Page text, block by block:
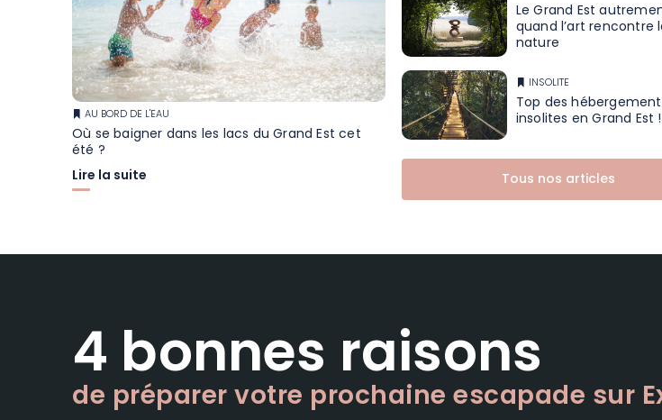
AU BORD DE L'EAU
Où se baigner dans les lacs du Grand Est cet
été ?
Lire la suite
Le Grand Est
quand l’art rencontre
nature
INSOLITE
Top des
insolites en Grand Est !
Tous nos articles
4 bonnes raisons
de préparer votre prochaine escapade sur